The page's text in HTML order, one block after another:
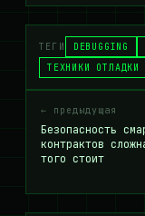
ТЕГИ DEBUGGING
ТЕХНИКИ ОТЛАДКИ
← предыдущая
Безопасность
контрактов
того стоит